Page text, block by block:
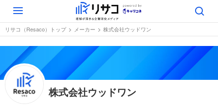
Toggle
navigation
リサコ（Resaco）トップ メーカー 株式会社ウッドワン
株式会社ウッドワン